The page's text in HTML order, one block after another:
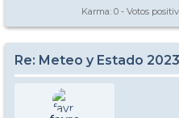
Karma: 0 - Votos
Re: Meteo y Estado